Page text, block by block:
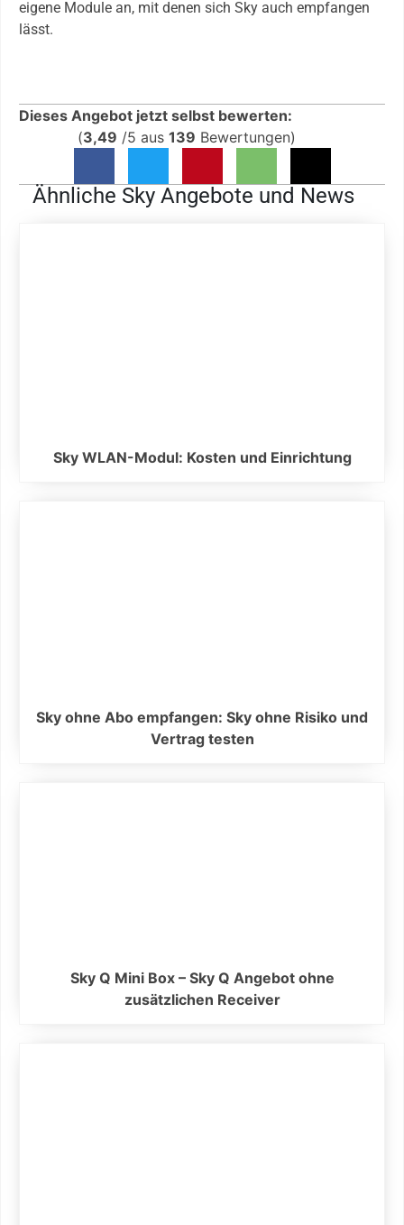
eigene Module an, mit denen sich Sky auch empfangen
lässt.
Dieses Angebot jetzt selbst bewerten:
(3,49 /5 aus 139 Bewertungen)
Ähnliche Sky Angebote und News
Sky WLAN-Modul: Kosten und Einrichtung
Sky ohne Abo empfangen: Sky ohne Risiko und
Vertrag testen
Sky Q Mini Box – Sky Q Angebot ohne
zusätzlichen Receiver